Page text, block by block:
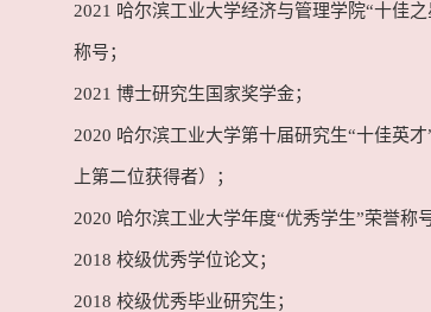
2021 哈尔滨工业大学经济与管理学院“十佳
称号；
2021 博士研究生国家奖学金；
2020 哈尔滨工业大学第十届研究生“十佳英
上第二位获得者）；
2020 哈尔滨工业大学年度“优秀学生”荣誉称号
2018 校级优秀学位论文；
2018 校级优秀毕业研究生；